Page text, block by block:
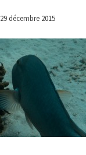
29 décembre 2015